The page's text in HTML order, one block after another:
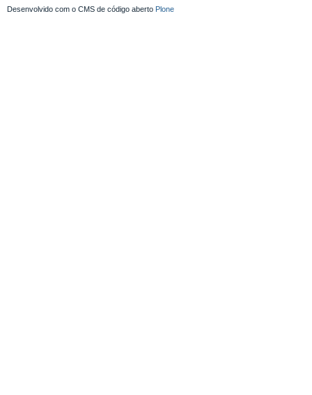
Desenvolvido com o CMS de código aberto Plone